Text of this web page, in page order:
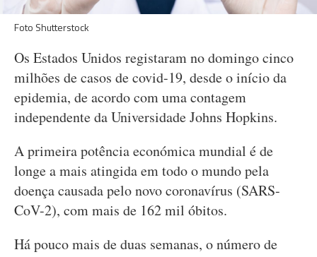
Foto Shutterstock
Os Estados Unidos registaram no domingo cinco
milhões de casos de covid-19, desde o início da
epidemia, de acordo com uma contagem
independente da Universidade Johns Hopkins.
A primeira potência económica mundial é de
longe a mais atingida em todo o mundo pela
doença causada pelo novo coronavírus (SARS-
CoV-2), com mais de 162 mil óbitos.
Há pouco mais de duas semanas, o número de